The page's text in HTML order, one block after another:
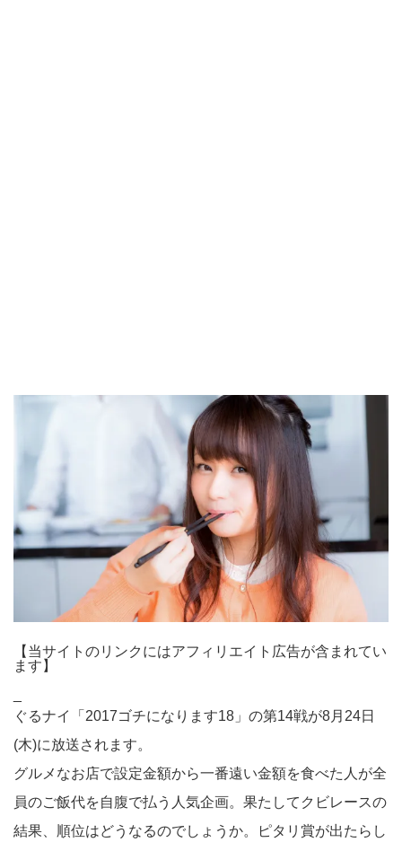
【当サイトのリンクにはアフィリエイト広告が含まれてい
ます】
ぐるナイ「2017ゴチになります18」の第14戦が8月24日
(木)に放送されます。
グルメなお店で設定金額から一番遠い金額を食べた人が全
員のご飯代を自腹で払う人気企画。果たしてクビレースの
結果、順位はどうなるのでしょうか。ピタリ賞が出たらし